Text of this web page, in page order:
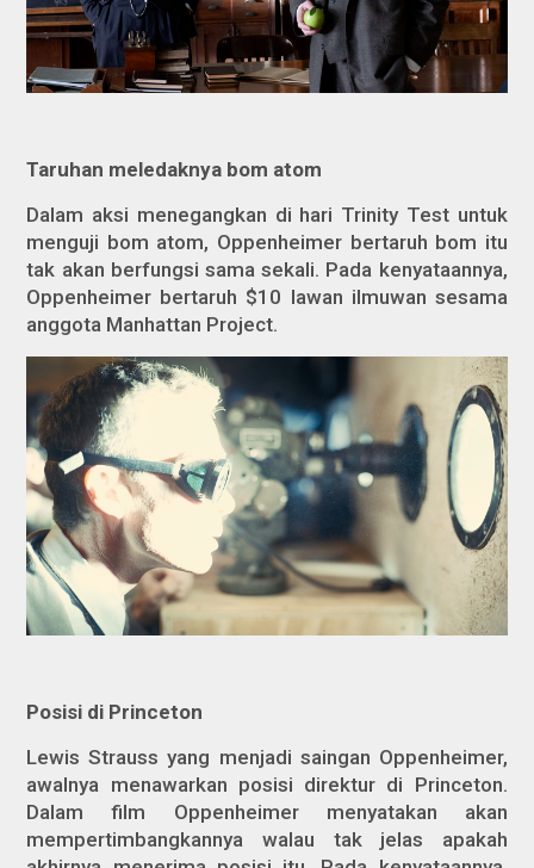
Taruhan meledaknya bom atom
Dalam aksi menegangkan di hari Trinity Test untuk
menguji bom atom, Oppenheimer bertaruh bom itu
tak akan berfungsi sama sekali. Pada kenyataannya,
Oppenheimer bertaruh $10 lawan ilmuwan sesama
anggota Manhattan Project.
Posisi di Princeton
Lewis Strauss yang menjadi saingan Oppenheimer,
awalnya menawarkan posisi direktur di Princeton.
Dalam film Oppenheimer menyatakan akan
mempertimbangkannya walau tak jelas apakah